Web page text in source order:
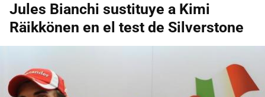
Jules Bianchi sustituye a Kimi
Räikkönen en el test de Silverstone